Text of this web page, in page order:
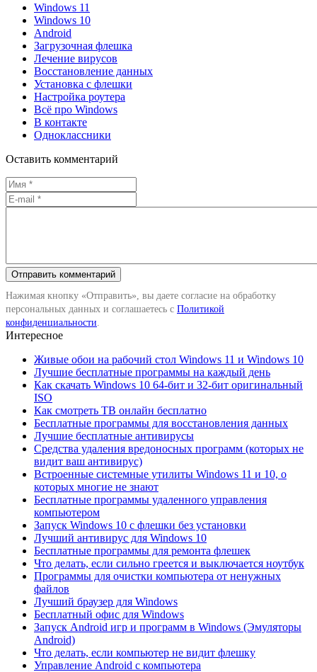
Windows 11
Windows 10
Android
Загрузочная флешка
Лечение вирусов
Восстановление данных
Установка с флешки
Настройка роутера
Всё про Windows
В контакте
Одноклассники
Оставить комментарий
Нажимая кнопку «Отправить», вы даете согласие на обработку
персональных данных и соглашаетесь с Политикой
конфиденциальности
Интересное
Живые обои на рабочий стол Windows 11 и Windows 10
Лучшие бесплатные программы на каждый день
Как скачать Windows 10 64-бит и 32-бит оригинальный
ISO
Как смотреть ТВ онлайн бесплатно
Бесплатные программы для восстановления данных
Лучшие бесплатные антивирусы
Средства удаления вредоносных программ (которых не
видит ваш антивирус)
Встроенные системные утилиты Windows 11 и 10, о
которых многие не знают
Бесплатные программы удаленного управления
компьютером
Запуск Windows 10 с флешки без установки
Лучший антивирус для Windows 10
Бесплатные программы для ремонта флешек
Что делать, если сильно греется и выключается ноутбук
Программы для очистки компьютера от ненужных
файлов
Лучший браузер для Windows
Бесплатный офис для Windows
Запуск Android игр и программ в Windows (Эмуляторы
Android)
Что делать, если компьютер не видит флешку
Управление Android с компьютера